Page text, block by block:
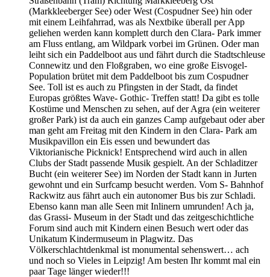
(Markkleeberger See) oder West (Cospudner See) hin oder
mit einem Leihfahrrad, was als Nextbike überall per App
geliehen werden kann komplett durch den Clara- Park immer
am Fluss entlang, am Wildpark vorbei im Grünen. Oder man
leiht sich ein Paddelboot aus und fährt durch die Stadtschleuse
Connewitz und den Floßgraben, wo eine große Eisvogel-
Population brütet mit dem Paddelboot bis zum Cospudner
See. Toll ist es auch zu Pfingsten in der Stadt, da findet
Europas größtes Wave- Gothic- Treffen statt! Da gibt es tolle
Kostüme und Menschen zu sehen, auf der Agra (ein weiterer
großer Park) ist da auch ein ganzes Camp aufgebaut oder aber
man geht am Freitag mit den Kindern in den Clara- Park am
Musikpavillon ein Eis essen und bewundert das
Viktorianische Picknick! Entsprechend wird auch in allen
Clubs der Stadt passende Musik gespielt. An der Schladitzer
Bucht (ein weiterer See) im Norden der Stadt kann in Jurten
gewohnt und ein Surfcamp besucht werden. Vom S- Bahnhof
Rackwitz aus fährt auch ein autonomer Bus bis zur Schladi.
Ebenso kann man alle Seen mit Inlinern umrunden! Ach ja,
das Grassi- Museum in der Stadt und das zeitgeschichtliche
Forum sind auch mit Kindern einen Besuch wert oder das
Unikatum Kindermuseum in Plagwitz. Das
Völkerschlachtdenkmal ist monumental sehenswert… ach
und noch so Vieles in Leipzig! Am besten Ihr kommt mal ein
paar Tage länger wieder!!!